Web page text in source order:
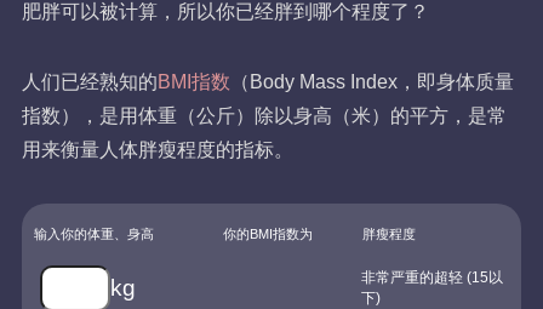
肥胖可以被计算，所以你已经胖到哪个程度了？
人们已经熟知的BMI指数 （Body Mass Index，即身体质量
指数），是用体重（公斤）除以身高（米）的平方，是常
用来衡量人体胖瘦程度的指标。
输入你的体重、身高
kg
你的BMI指数为 胖瘦程度
非常严重的超轻 (15以
下)